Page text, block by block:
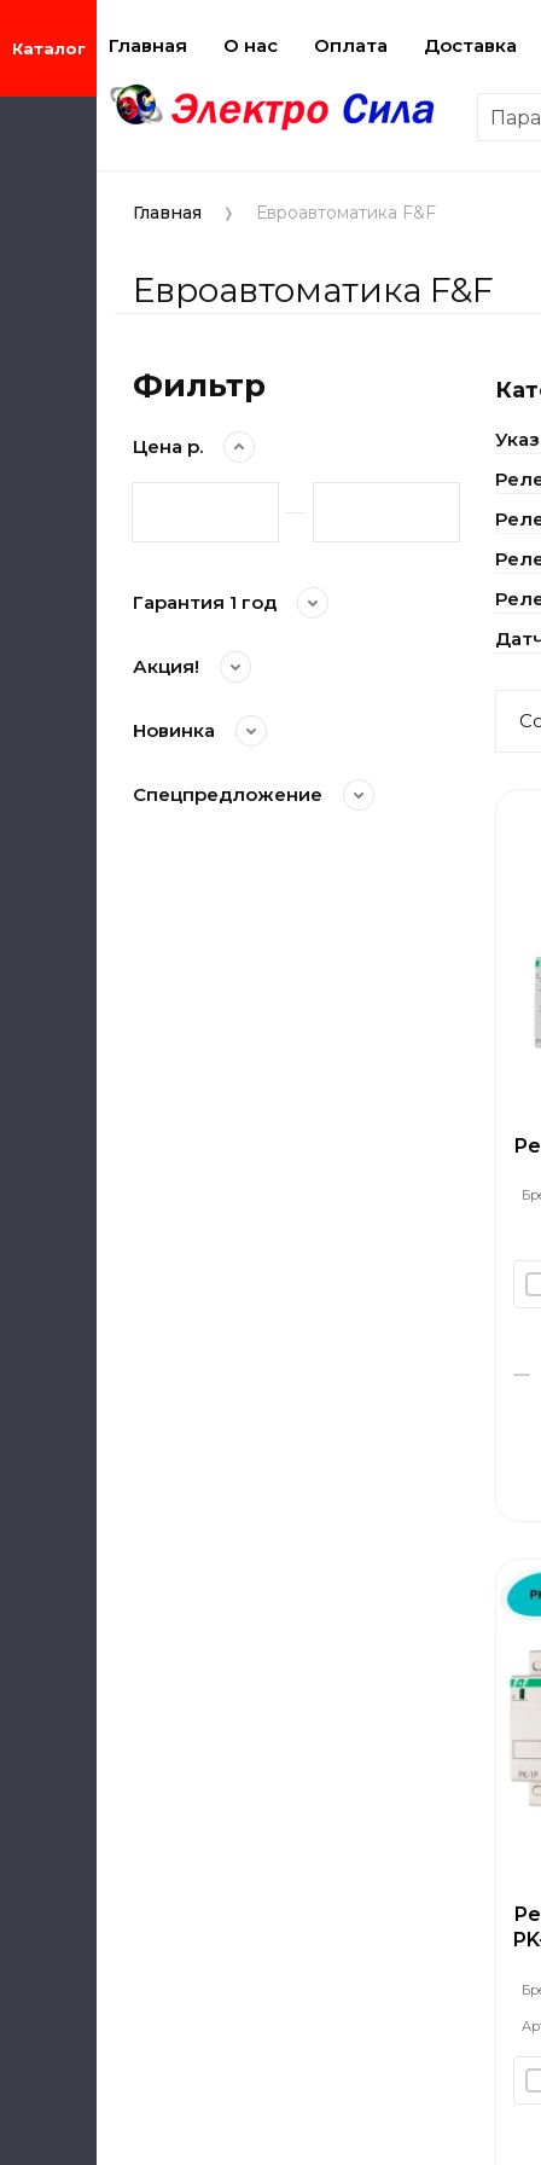
Главная О нас Оплата Доставка
Главная Евроавтоматика F&F
Евроавтоматика F&F
Фильтр
Цена р.
Гарантия 1 год
Акция!
Новинка
Спецпредложение